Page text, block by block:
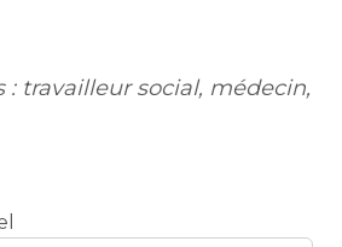
travailleur social, médecin,